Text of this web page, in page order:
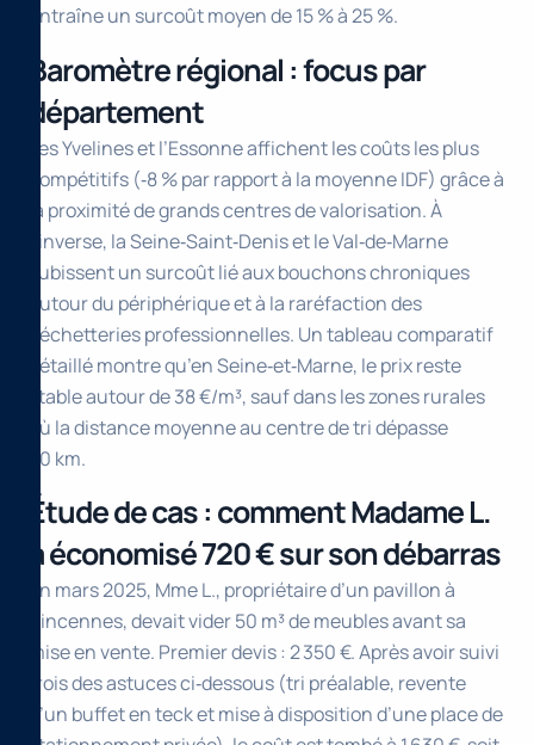
entraîne un surcoût moyen de 15 % à 25 %.
Baromètre régional : focus par
département
Les Yvelines et l’Essonne affichent les coûts les plus
compétitifs (‑8 % par rapport à la moyenne IDF) grâce à
la proximité de grands centres de valorisation. À
l’inverse, la Seine‑Saint‑Denis et le Val‑de‑Marne
subissent un surcoût lié aux bouchons chroniques
autour du périphérique et à la raréfaction des
déchetteries professionnelles. Un tableau comparatif
détaillé montre qu’en Seine‑et‑Marne, le prix reste
stable autour de 38 €/m³, sauf dans les zones rurales
où la distance moyenne au centre de tri dépasse
30 km.
Étude de cas : comment Madame L.
a économisé 720 € sur son débarras
En mars 2025, Mme L., propriétaire d’un pavillon à
Vincennes, devait vider 50 m³ de meubles avant sa
mise en vente. Premier devis : 2 350 €. Après avoir suivi
trois des astuces ci‑dessous (tri préalable, revente
d’un buffet en teck et mise à disposition d’une place de